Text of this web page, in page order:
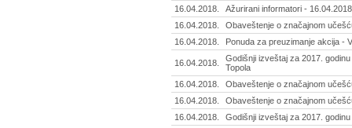
16.04.2018.
Ažurirani informatori - 16.04.2018
16.04.2018.
Obaveštenje o značajnom
16.04.2018.
Ponuda za preuzimanje akcija -
16.04.2018.
Godišnji izveštaj za 2017.
Topola
16.04.2018.
Obaveštenje o značajnom
16.04.2018.
Obaveštenje o značajnom
16.04.2018.
Godišnji izveštaj za 2017.